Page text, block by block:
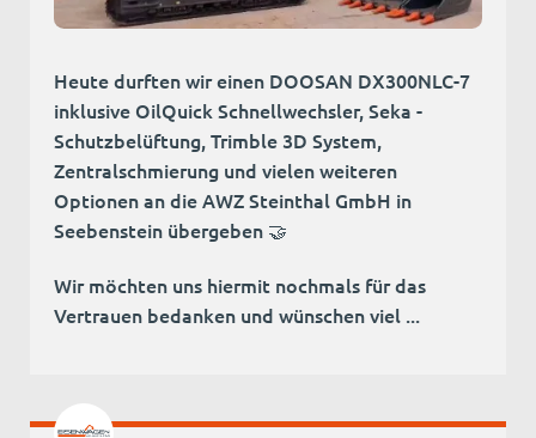
Heute durften wir einen DOOSAN DX300NLC-7
inklusive OilQuick Schnellwechsler, Seka -
Schutzbelüftung, Trimble 3D System,
Zentralschmierung und vielen weiteren
Optionen an die AWZ Steinthal GmbH in
Seebenstein übergeben 🤝
Wir möchten uns hiermit nochmals für das
Vertrauen bedanken und wünschen viel ...